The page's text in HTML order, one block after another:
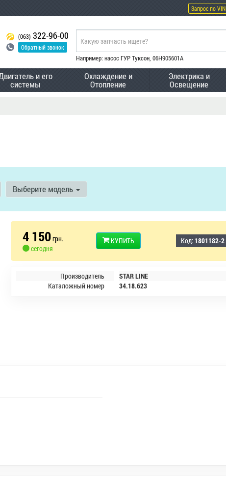
Запрос по VIN
(063) 322-96-00
Обратный звонок
Например: насос ГУР Туксон, 06H905601A
и его
системы
Охлаждение и
Отопление
Электрика и
Освещение
Выберите модель
4 150грн.
сегодня
КУПИТЬ Код: 1801182-2
Производитель
STAR LINE
Каталожный номер
34.18.623